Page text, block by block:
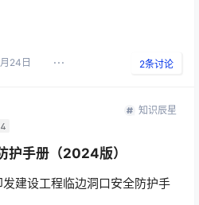
24日 2条讨论
知识辰星
护手册（2024版）
建设工程临边洞口安全防护手